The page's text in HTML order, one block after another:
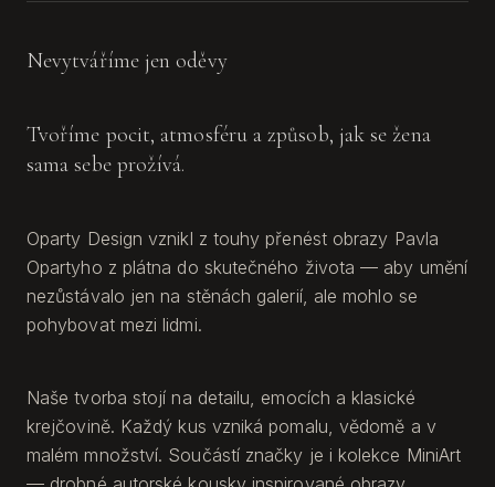
Nevytváříme jen oděvy
Tvoříme pocit, atmosféru a způsob, jak se žena
sama sebe prožívá.
Oparty Design vznikl z touhy přenést obrazy Pavla
Opartyho z plátna do skutečného života — aby umění
nezůstávalo jen na stěnách galerií, ale mohlo se
pohybovat mezi lidmi.
Naše tvorba stojí na detailu, emocích a klasické
krejčovině. Každý kus vzniká pomalu, vědomě a v
malém množství. Součástí značky je i kolekce MiniArt